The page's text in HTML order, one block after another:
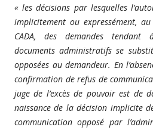
« les décisions par lesquelles
implicitement ou expressément,
CADA, des demandes
documents administratifs se
opposées au demandeur. En
confirmation de refus de
juge de l’excès de pouvoir est de
naissance de la décision implicite
communication opposé par